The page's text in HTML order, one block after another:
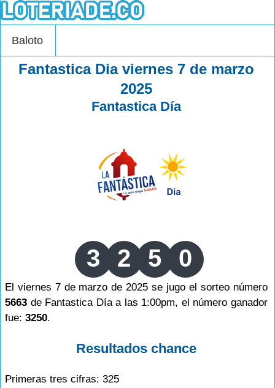
Baloto
Fantastica Dia viernes 7 de marzo
2025
Fantastica Día
3 2 5 0
El viernes 7 de marzo de 2025 se jugo el sorteo número
5663 de Fantastica Día a las 1:00pm, el número ganador
fue: 3250.
Resultados chance
Primeras tres cifras: 325